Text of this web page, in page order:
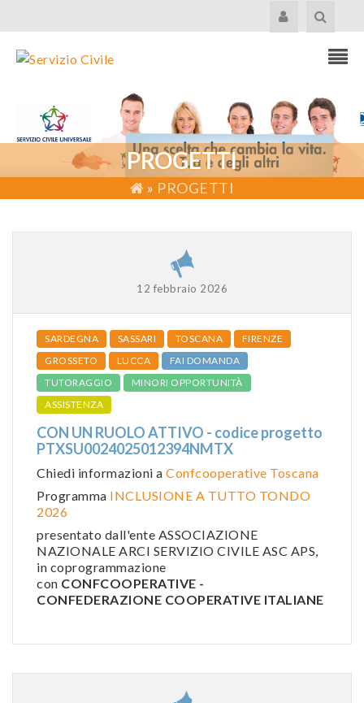
PROGETTI
» PROGETTI
12 febbraio 2026
SARDEGNA SASSARI TOSCANA
FIRENZE
GROSSETO
LUCCA
FAI DOMANDA
TUTORAGGIO
MINORI OPPORTUNITÀ
ASSISTENZA
CON UN RUOLO ATTIVO - codice progetto
PTXSU0024025012394NMTX
Chiedi informazioni a Confcooperative Toscana
Programma INCLUSIONE A TUTTO TONDO
2026
presentato dall'ente ASSOCIAZIONE
NAZIONALE ARCI SERVIZIO CIVILE ASC APS,
in coprogrammazione
con CONFCOOPERATIVE -
CONFEDERAZIONE COOPERATIVE ITALIANE